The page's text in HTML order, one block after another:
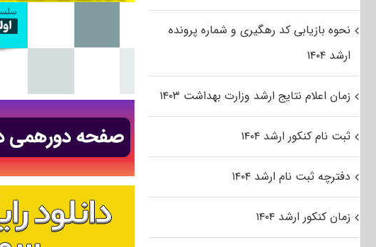
نحوه بازیابی کد رهگیری و شماره پرونده
ارشد ۱۴۰۴
زمان اعلام نتایج ارشد وزارت بهداشت ۱۴۰۳
ثبت نام کنکور ارشد ۱۴۰۴
دفترچه ثبت نام ارشد ۱۴۰۴
زمان کنکور ارشد ۱۴۰۴